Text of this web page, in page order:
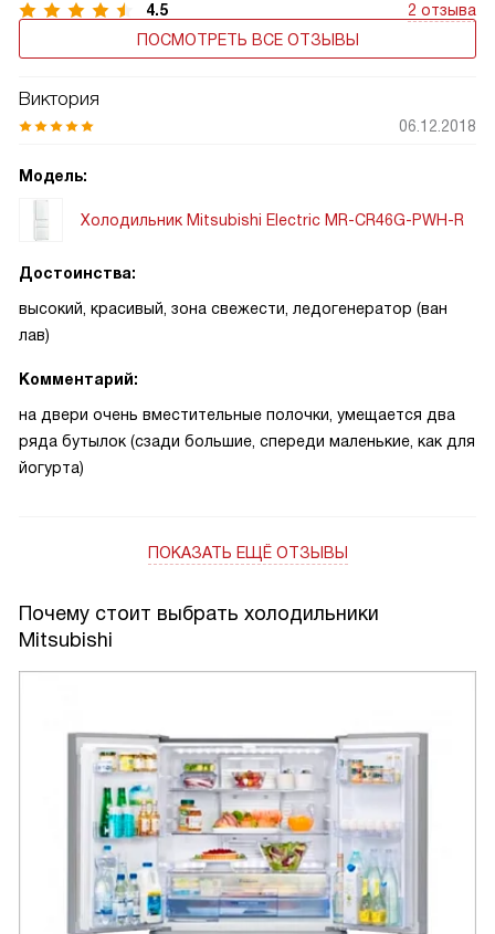
4.5
2 отзыва
ПОСМОТРЕТЬ ВСЕ ОТЗЫВЫ
Виктория
06.12.2018
Модель:
Холодильник Mitsubishi Electric MR-CR46G-PWH-R
Достоинства:
высокий, красивый, зона свежести, ледогенератор (ван
лав)
Комментарий:
на двери очень вместительные полочки, умещается два
ряда бутылок (сзади большие, спереди маленькие, как для
йогурта)
ПОКАЗАТЬ ЕЩЁ ОТЗЫВЫ
Почему стоит выбрать холодильники
Mitsubishi